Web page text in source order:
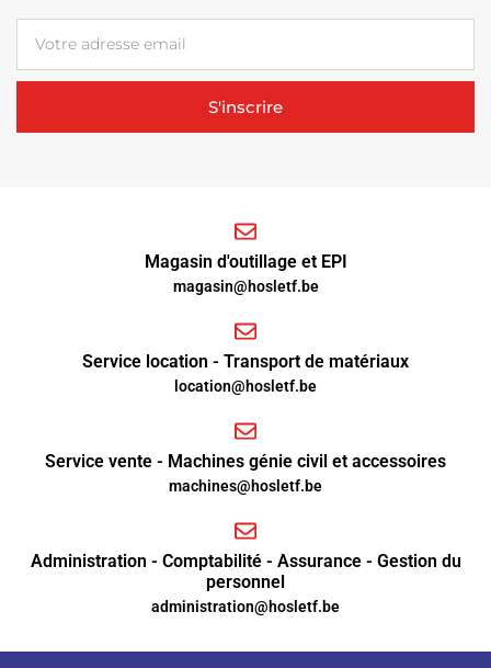
S'inscrire
Magasin d'outillage et EPI
magasin@hosletf.be
Service location - Transport de matériaux
location@hosletf.be
Service vente - Machines génie civil et accessoires
machines@hosletf.be
Administration - Comptabilité - Assurance - Gestion du
personnel
administration@hosletf.be